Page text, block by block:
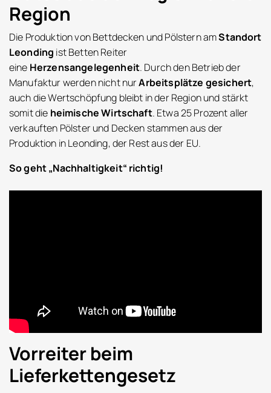
Region
Die Produktion von Bettdecken und Pölstern amStandort
Leonding ist Betten Reiter
eine Herzensangelegenheit. Durch den Betrieb der
Manufaktur werden nicht nurArbeitsplätze gesichert,
auch die Wertschöpfung bleibt in der Region und stärkt
somit die heimische Wirtschaft. Etwa 25 Prozent aller
verkauften Pölster und Decken stammen aus der
Produktion in Leonding, der Rest aus der EU.
So geht „Nachhaltigkeit“ richtig!
Vorreiter beim
Lieferkettengesetz